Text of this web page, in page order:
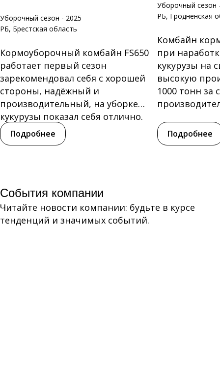
Уборочный сезон - 2025
РБ, Брестская область
Кормоуборочный комбайн FS650
работает первый сезон
зарекомендовал себя с хорошей
стороны, надёжный и
производительный, на уборке
кукурузы показал себя отлично.
Нареканий по...
Подробнее
Уборочный сезон
РБ, Гродненская
Комбайн
при
кукурузы на
высокую
1000 тонн за
Подробнее
События компании
Читайте новости компании: будьте в курсе
тенденций и значимых событий.